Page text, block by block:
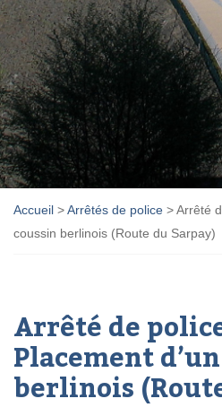
Accueil >Arrêtés de police >Arrêté
coussin berlinois (Route du Sarpay)
Arrêté de
Placement
berlinois